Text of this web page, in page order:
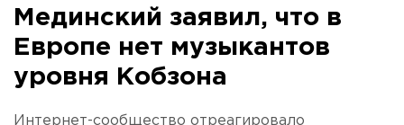
Мединский заявил, что в
Европе нет музыкантов
уровня Кобзона
Интернет-сообщество отреагировало